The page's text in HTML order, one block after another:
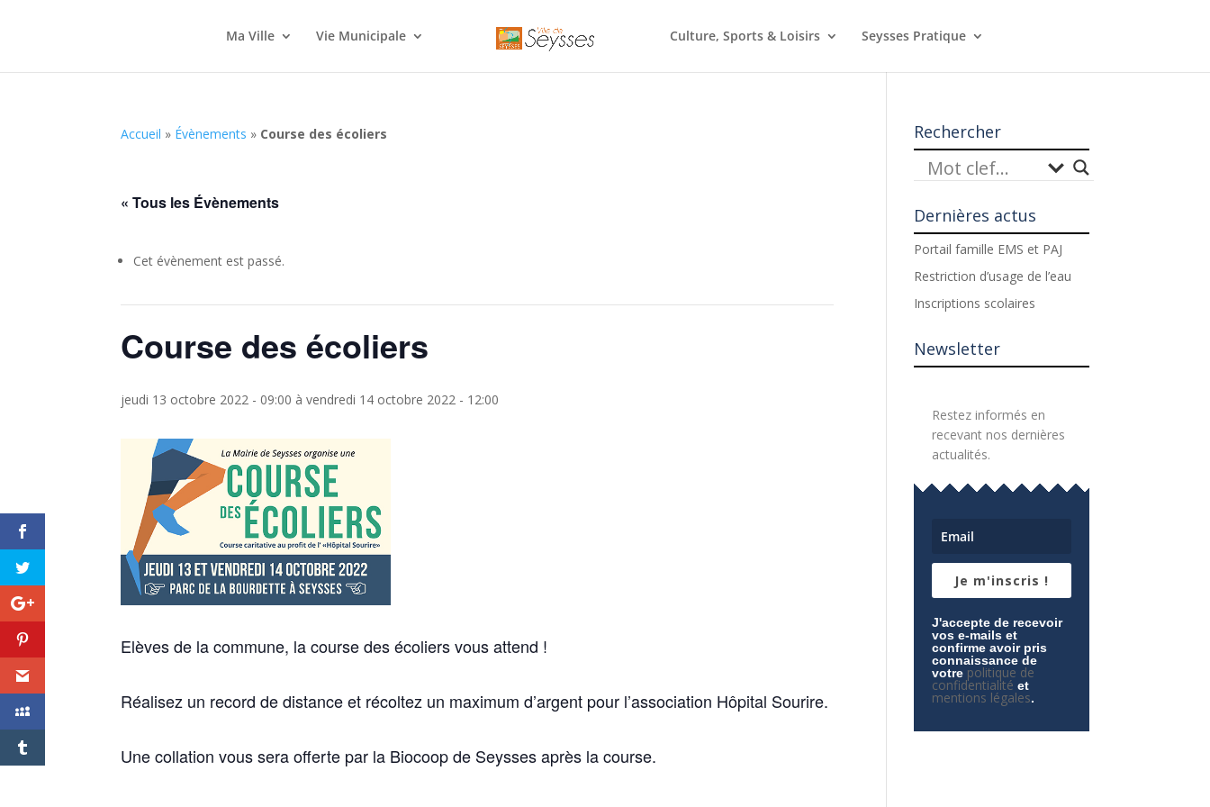
Ma Ville Vie Municipale Culture, Sports & Loisirs Seysses Pratique
Accueil » Évènements » Course des écoliers
« Tous les Évènements
Cet évènement est passé.
Course des écoliers
jeudi 13 octobre 2022 - 09:00 àvendredi 14 octobre 2022 - 12:00
Elèves de la commune, la course des écoliers vous attend !
Réalisez un record de distance et récoltez un maximum d’argent pour l’association Hôpital Sourire.
Une collation vous sera offerte par la Biocoop de Seysses après la course.
Rechercher
Dernières actus
Portail famille EMS et PAJ
Restriction d’usage de l’eau
Inscriptions scolaires
Newsletter
Restez informés en
recevant nos dernières
actualités.
Je m'inscris !
J'accepte de recevoir
vos e-mails et
confirme avoir pris
connaissance de
votre politique de
confidentialité et
mentions légales.